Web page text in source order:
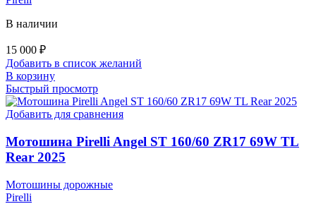
В наличии
15 000 ₽
Добавить в список желаний
В корзину
Быстрый просмотр
Добавить для сравнения
Мотошина Pirelli Angel ST 160/60 ZR17 69W TL
Rear 2025
Мотошины дорожные
Pirelli